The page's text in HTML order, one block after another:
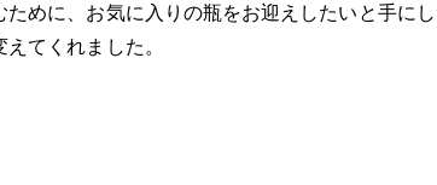
めに、お気に入りの瓶をお迎えしたいと手に
てくれました。